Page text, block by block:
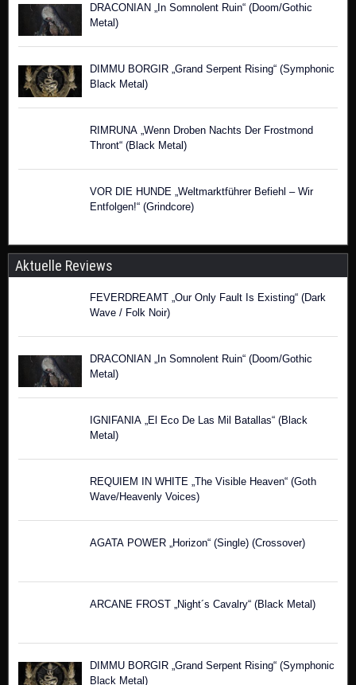
DRACONIAN „In Somnolent Ruin“ (Doom/Gothic
Metal)
DIMMU BORGIR „Grand Serpent Rising“ (Symphonic
Black Metal)
RIMRUNA „Wenn Droben Nachts Der Frostmond
Thront“ (Black Metal)
VOR DIE HUNDE „Weltmarktführer Befiehl – Wir
Entfolgen!“ (Grindcore)
Aktuelle Reviews
FEVERDREAMT „Our Only Fault Is Existing“ (Dark
Wave / Folk Noir)
DRACONIAN „In Somnolent Ruin“ (Doom/Gothic
Metal)
IGNIFANIA „El Eco De Las Mil Batallas“ (Black
Metal)
REQUIEM IN WHITE „The Visible Heaven“ (Goth
Wave/Heavenly Voices)
AGATA POWER „Horizon“ (Single) (Crossover)
ARCANE FROST „Night´s Cavalry“ (Black Metal)
DIMMU BORGIR „Grand Serpent Rising“ (Symphonic
Black Metal)